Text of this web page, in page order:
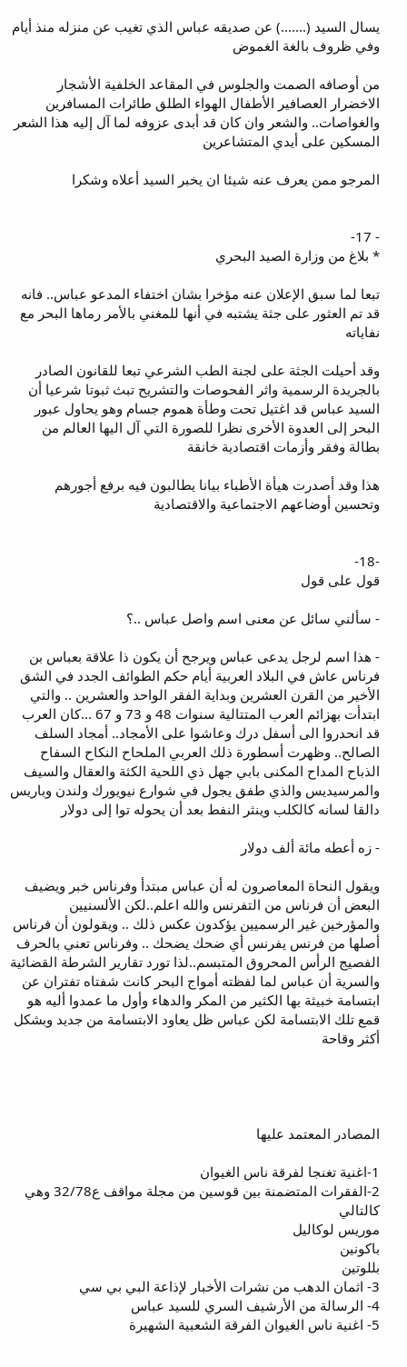
يسال السيد (.......) عن صديقه عباس الذي تغيب عن منزله منذ أيام
وفي ظروف بالغة الغموض
من أوصافه الصمت والجلوس في المقاعد الخلفية الأشجار
الاخضرار العصافير الأطفال الهواء الطلق طائرات المسافرين
والغواصات.. والشعر وان كان قد أبدى عزوفه لما آل إليه هذا الشعر
المسكين على أيدي المتشاعرين
المرجو ممن يعرف عنه شيئا ان يخبر السيد أعلاه وشكرا
- 17-
* بلاغ من وزارة الصيد البحري
تبعا لما سبق الإعلان عنه مؤخرا بشان اختفاء المدعو عباس.. فانه
قد تم العثور على جثة يشتبه في أنها للمغني بالأمر رماها البحر مع
نفاياته
وقد أحيلت الجثة على لجنة الطب الشرعي تبعا للقانون الصادر
بالجريدة الرسمية واثر الفحوصات والتشريح تبث ثبوتا شرعيا أن
السيد عباس قد اغتيل تحت وطأة هموم جسام وهو يحاول عبور
البحر إلى العدوة الأخرى نظرا للصورة التي آل اليها العالم من
بطالة وفقر وأزمات اقتصادية خانقة
هذا وقد أصدرت هيأة الأطباء بيانا يطالبون فيه برفع أجورهم
وتحسين أوضاعهم الاجتماعية والاقتصادية
-18-
قول على قول
- سألني سائل عن معنى اسم واصل عباس ..؟
- هذا اسم لرجل يدعى عباس ويرجح أن يكون ذا علاقة بعباس بن
فرناس عاش في البلاد العربية أيام حكم الطوائف الجدد في الشق
الأخير من القرن العشرين وبداية الفقر الواحد والعشرين .. والتي
ابتدأت بهزائم العرب المتتالية سنوات 48 و 73 و 67 ...كان العرب
قد انحدروا الى أسفل درك وعاشوا على الأمجاد.. أمجاد السلف
الصالح.. وظهرت أسطورة ذلك العربي الملحاح النكاح السفاح
الذباح المداح المكنى بابي جهل ذي اللحية الكثة والعقال والسيف
والمرسيديس والذي طفق يجول في شوارع نيويورك ولندن وباريس
دالقا لسانه كالكلب وينثر النفط بعد أن يحوله توا إلى دولار
- زه أعطه مائة ألف دولار
ويقول النحاة المعاصرون له أن عباس مبتدأ وفرناس خبر ويضيف
البعض أن فرناس من التفرنس والله اعلم..لكن الألسنيين
والمؤرخين غير الرسميين يؤكدون عكس ذلك .. ويقولون أن فرناس
أصلها من فرنس يفرنس أي ضحك يضحك .. وفرناس تعني بالحرف
الفصيج الرأس المحروق المتبسم..لذا تورد تقارير الشرطة القضائية
والسرية أن عباس لما لفظته أمواج البحر كانت شفتاه تفتران عن
ابتسامة خبيثة بها الكثير من المكر والدهاء وأول ما عمدوا أليه هو
قمع تلك الابتسامة لكن عباس ظل يعاود الابتسامة من جديد وبشكل
أكثر وقاحة
المصادر المعتمد عليها
1-اغنية تغنجا لفرقة ناس الغيوان
2-الفقرات المتضمنة بين قوسين من مجلة مواقف ع32/78 وهي
كالتالي
موريس لوكاليل
باكونين
بللوتين
3- اثمان الدهب من نشرات الأخبار لإذاعة البي بي سي
4- الرسالة من الأرشيف السري للسيد عباس
5- اغنية ناس الغيوان الفرقة الشعبية الشهيرة